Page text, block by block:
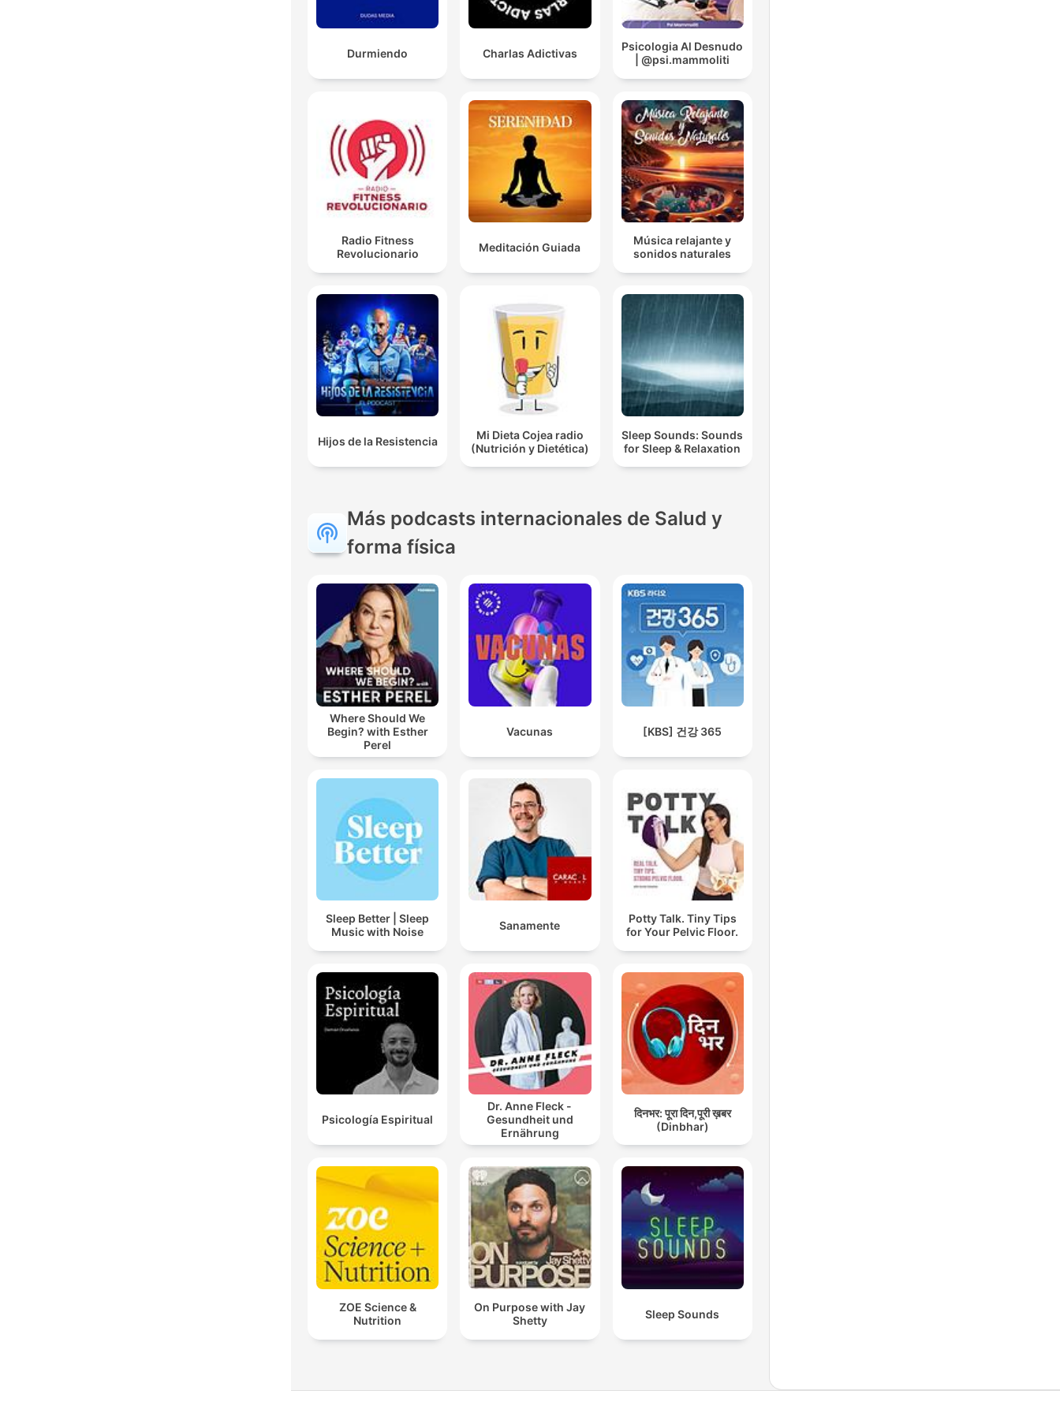
Durmiendo Charlas Adictivas
Psicologia Al Desnudo
| @psi.mammoliti
Radio Fitness
Revolucionario
Meditación Guiada
Música relajante y
sonidos naturales
Hijos de la Resistencia
Mi Dieta Cojea radio
(Nutrición y Dietética)
Sleep Sounds: Sounds
for Sleep & Relaxation
Más podcasts internacionales de Salud y
forma física
Where Should We
Begin? with Esther
Perel
Vacunas [KBS] 건강 365
Sleep Better | Sleep
Music with Noise
Sanamente
Potty Talk. Tiny Tips
for Your Pelvic Floor.
Psicología Espiritual
Dr. Anne Fleck -
Gesundheit und
Ernährung
दिनभर: पूरा दिन,पूरी ख़बर
(Dinbhar)
ZOE Science &
Nutrition
On Purpose with Jay
Shetty
Sleep Sounds